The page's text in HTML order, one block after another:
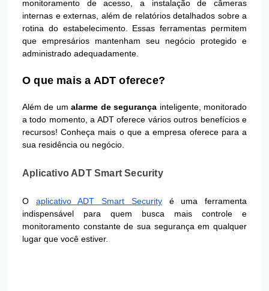
monitoramento de acesso, a instalação de câmeras
internas e externas, além de relatórios detalhados sobre a
rotina do estabelecimento. Essas ferramentas permitem
que empresários mantenham seu negócio protegido e
administrado adequadamente.
O que mais a ADT oferece?
Além de umalarme de segurança inteligente, monitorado
a todo momento, a ADT oferece vários outros benefícios e
recursos! Conheça mais o que a empresa oferece para a
sua residência ou negócio.
Aplicativo ADT Smart Security
O aplicativo ADT Smart Securityé uma ferramenta
indispensável para quem busca mais controle e
monitoramento constante de sua segurança em qualquer
lugar que você estiver.